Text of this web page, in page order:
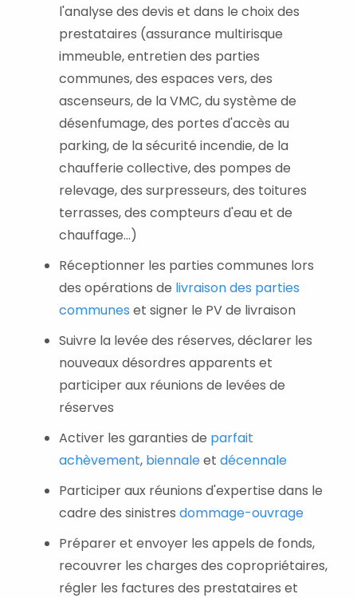
l'analyse des devis et dans le choix des
prestataires (assurance multirisque
immeuble, entretien des parties
communes, des espaces vers, des
ascenseurs, de la VMC, du système de
désenfumage, des portes d'accès au
parking, de la sécurité incendie, de la
chaufferie collective, des pompes de
relevage, des surpresseurs, des toitures
terrasses, des compteurs d'eau et de
chauffage...)
Réceptionner les parties communes lors
des opérations de livraison des parties
communes et signer le PV de livraison
Suivre la levée des réserves, déclarer les
nouveaux désordres apparents et
participer aux réunions de levées de
réserves
Activer les garanties de parfait
achèvement, biennaleet décennale
Participer aux réunions d'expertise dans le
cadre des sinistres dommage-ouvrage
Préparer et envoyer les appels de fonds,
recouvrer les charges des copropriétaires,
régler les factures des prestataires et